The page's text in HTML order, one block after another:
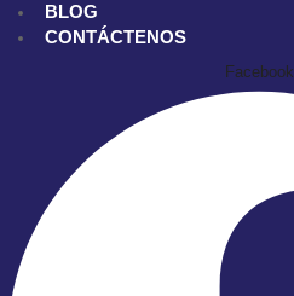
BLOG
CONTÁCTENOS
Facebook